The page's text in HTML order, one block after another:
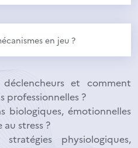
en jeu ?
et comment
professionnelles ?
biologiques, émotionnelles
stress ?
physiologiques,